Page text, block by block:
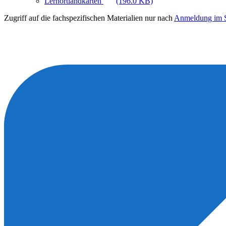
Zugriff auf die fachspezifischen Materialien nur nach Anmeldung im